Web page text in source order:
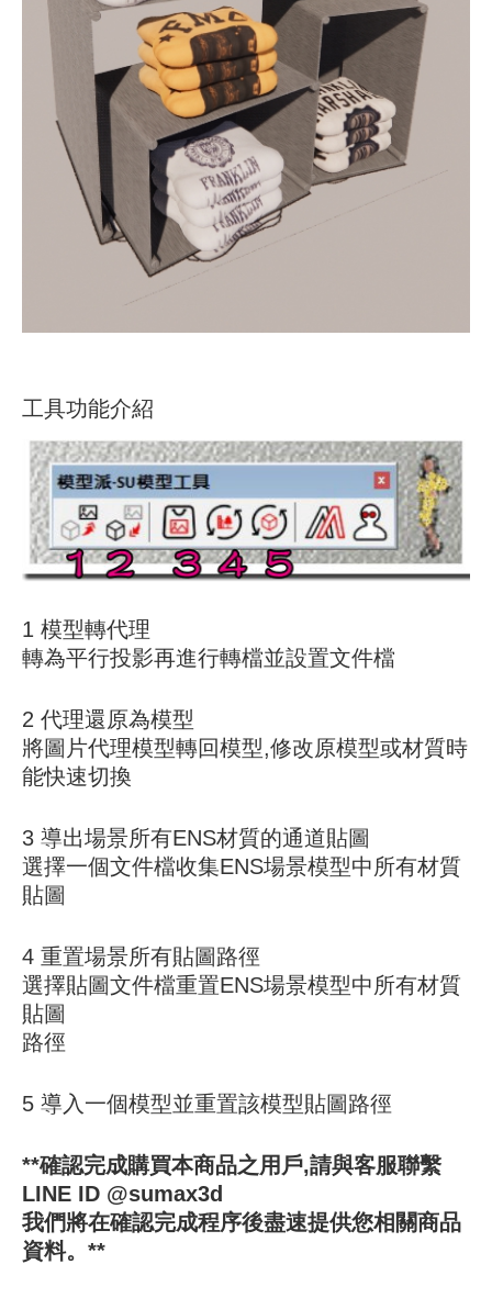
工具功能介紹
1 模型轉代理
轉為平行投影再進行轉檔並設置文件檔
2 代理還原為模型
將圖片代理模型轉回模型,修改原模型或材質時
能快速切換
3 導出場景所有ENS材質的通道貼圖
選擇一個文件檔收集ENS場景模型中所有材質
貼圖
4 重置場景所有貼圖路徑
選擇貼圖文件檔重置ENS場景模型中所有材質
貼圖
路徑
5 導入一個模型並重置該模型貼圖路徑
**確認完成購買本商品之用戶,請與客服聯繫
LINE ID @sumax3d
我們將在確認完成程序後盡速提供您相關商品
資料。**